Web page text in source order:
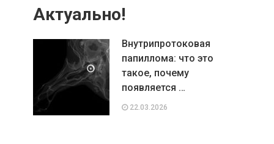
Актуально!
Внутрипротоковая
папиллома: что это
такое, почему
появляется …
22.03.2026